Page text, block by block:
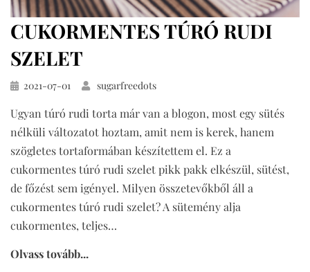
CUKORMENTES TÚRÓ RUDI
SZELET
Közzétéve
2021-07-01 sugarfreedots
Ugyan túró rudi torta már van a blogon, most egy sütés
nélküli változatot hoztam, amit nem is kerek, hanem
szögletes tortaformában készítettem el. Ez a
cukormentes túró rudi szelet pikk pakk elkészül, sütést,
de főzést sem igényel. Milyen összetevőkből áll a
cukormentes túró rudi szelet? A sütemény alja
cukormentes, teljes…
Olvass tovább...